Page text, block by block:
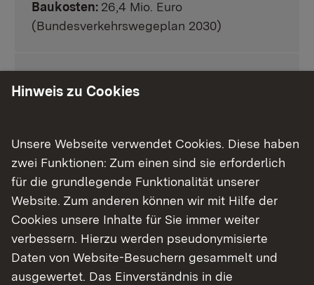
Baukosten: 26,4 Mio. Euro
(Bundesverkehrswegeplan 2030)
Externer Link:
Die Straßenplanung im Überblick
Ausgangslage Ziel der Maßnahme
Geplante Maßnahme
Hinweis zu Cookies
Unsere Webseite verwendet Cookies. Diese haben
zwei Funktionen: Zum einen sind sie erforderlich
für die grundlegende Funktionalität unserer
Website. Zum anderen können wir mit Hilfe der
Cookies unsere Inhalte für Sie immer weiter
verbessern. Hierzu werden pseudonymisierte
Daten von Website-Besuchern gesammelt und
ausgewertet. Das Einverständnis in die